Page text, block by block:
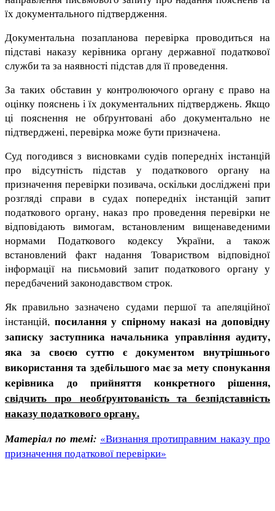
їх документального підтвердження.
Документальна позапланова перевірка проводиться на
підставі наказу керівника органу державної податкової
служби та за наявності підстав для її проведення.
За таких обставин у контролюючого органу є право на
оцінку пояснень і їх документальних підтверджень. Якщо
ці пояснення не обґрунтовані або документально не
підтверджені, перевірка може бути призначена.
Суд погодився з висновками судів попередніх інстанцій
про відсутність підстав у податкового органу на
призначення перевірки позивача, оскільки досліджені при
розгляді справи в судах попередніх інстанцій запит
податкового органу, наказ про проведення перевірки не
відповідають вимогам, встановленим вищенаведеними
нормами Податкового кодексу України, а також
встановлений факт надання Товариством відповідної
інформації на письмовий запит податкового органу у
передбачений законодавством строк.
Як правильно зазначено судами першої та апеляційної
інстанцій, посилання у спірному наказі на доповідну
записку заступника начальника управління аудиту,
яка за своєю суттю є документом внутрішнього
використання та здебільшого має за мету спонукання
керівника до прийняття конкретного рішення,
свідчить про необґрунтованість та безпідставність
наказу податкового органу.
Матеріал по темі: «Визнання протиправним наказу про
призначення податкової перевірки»